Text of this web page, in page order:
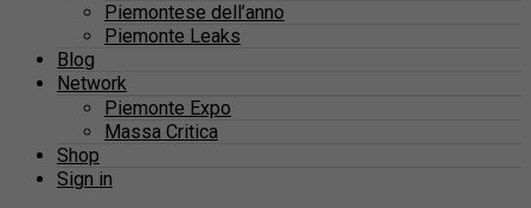
Piemontese dell’anno
Piemonte Leaks
Blog
Network
Piemonte Expo
Massa Critica
Shop
Sign in